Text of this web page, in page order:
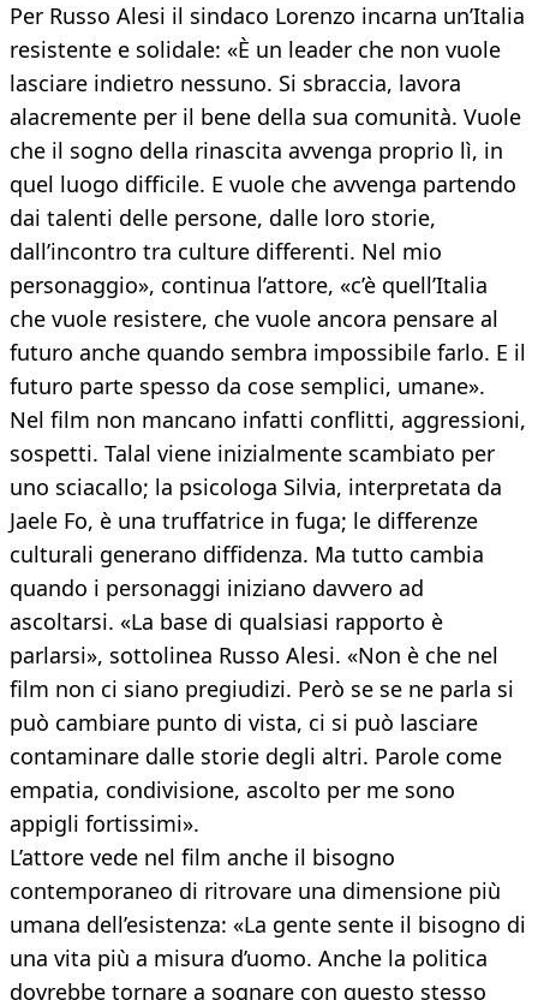
Per Russo Alesi il sindaco Lorenzo incarna un’Italia
resistente e solidale: «È un leader che non vuole
lasciare indietro nessuno. Si sbraccia, lavora
alacremente per il bene della sua comunità. Vuole
che il sogno della rinascita avvenga proprio lì, in
quel luogo difficile. E vuole che avvenga partendo
dai talenti delle persone, dalle loro storie,
dall’incontro tra culture differenti. Nel mio
personaggio», continua l’attore, «c’è quell’Italia
che vuole resistere, che vuole ancora pensare al
futuro anche quando sembra impossibile farlo. E il
futuro parte spesso da cose semplici, umane».
Nel film non mancano infatti conflitti, aggressioni,
sospetti. Talal viene inizialmente scambiato per
uno sciacallo; la psicologa Silvia, interpretata da
Jaele Fo, è una truffatrice in fuga; le differenze
culturali generano diffidenza. Ma tutto cambia
quando i personaggi iniziano davvero ad
ascoltarsi. «La base di qualsiasi rapporto è
parlarsi», sottolinea Russo Alesi. «Non è che nel
film non ci siano pregiudizi. Però se se ne parla si
può cambiare punto di vista, ci si può lasciare
contaminare dalle storie degli altri. Parole come
empatia, condivisione, ascolto per me sono
appigli fortissimi».
L’attore vede nel film anche il bisogno
contemporaneo di ritrovare una dimensione più
umana dell’esistenza: «La gente sente il bisogno di
una vita più a misura d’uomo. Anche la politica
dovrebbe tornare a sognare con questo stesso